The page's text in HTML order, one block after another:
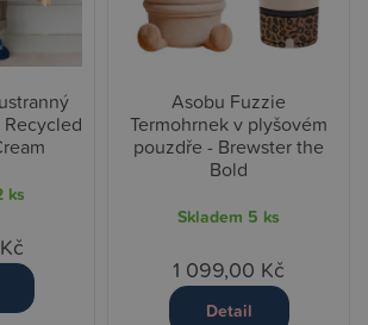
ks
Asobu Fuzzie
Termohrnek v plyšovém
pouzdře - Brewster the
Bold
Skladem 5 ks
1 099,00 Kč
Detail